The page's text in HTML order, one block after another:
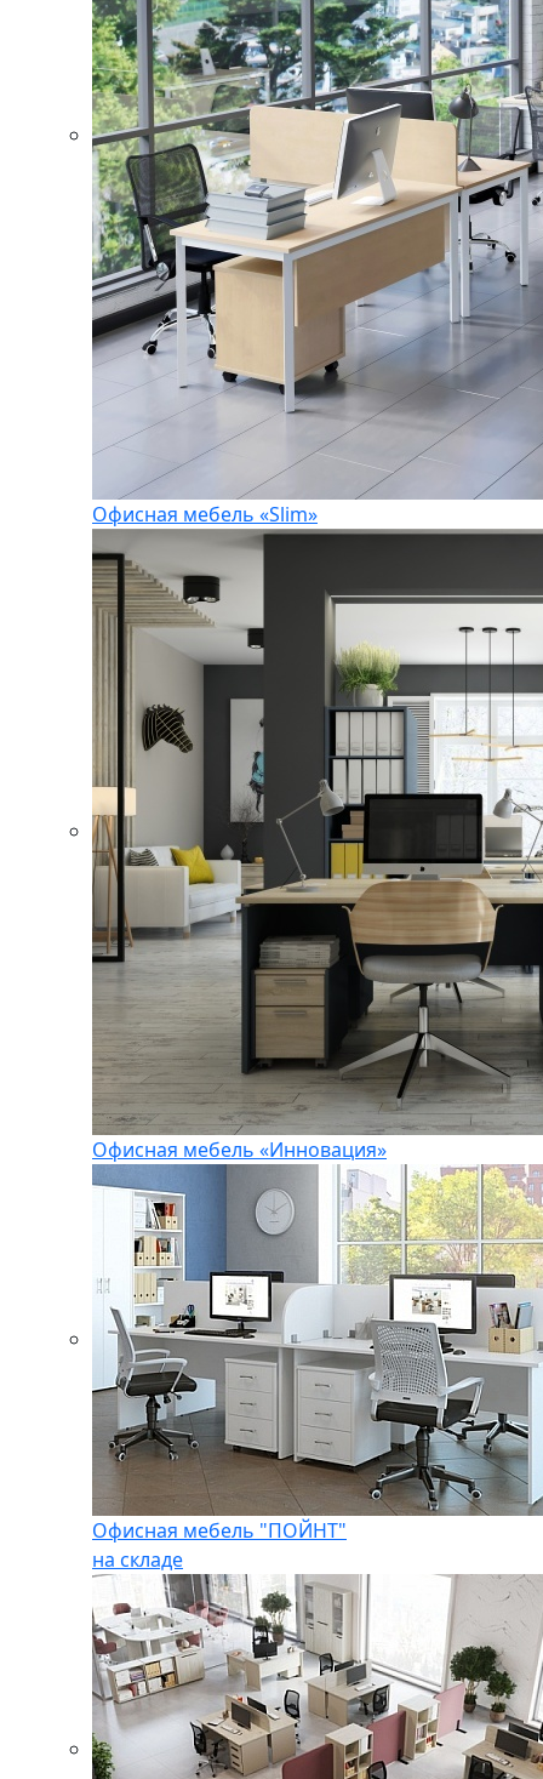
Офисная мебель «Slim»
Офисная мебель «Инновация»
Офисная мебель "ПОЙНТ"
на складе